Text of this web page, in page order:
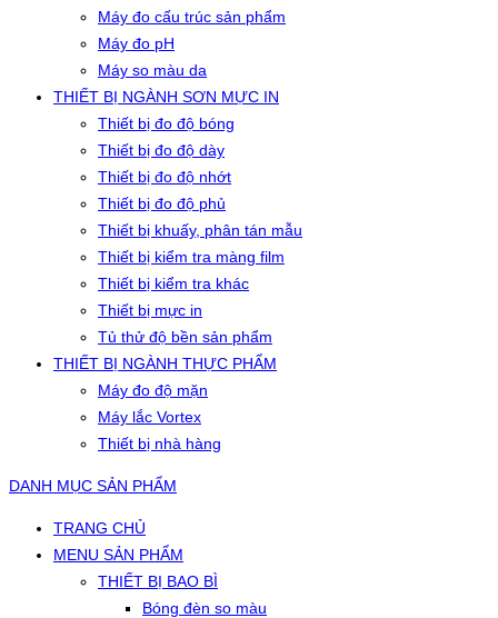
Máy đo cấu trúc sản phẩm
Máy đo pH
Máy so màu da
THIẾT BỊ NGÀNH SƠN MỰC IN
Thiết bị đo độ bóng
Thiết bị đo độ dày
Thiết bị đo độ nhớt
Thiết bị đo độ phủ
Thiết bị khuấy, phân tán mẫu
Thiết bị kiểm tra màng film
Thiết bị kiểm tra khác
Thiết bị mực in
Tủ thử độ bền sản phẩm
THIẾT BỊ NGÀNH THỰC PHẨM
Máy đo độ mặn
Máy lắc Vortex
Thiết bị nhà hàng
DANH MỤC SẢN PHẨM
TRANG CHỦ
MENU SẢN PHẨM
THIẾT BỊ BAO BÌ
Bóng đèn so màu